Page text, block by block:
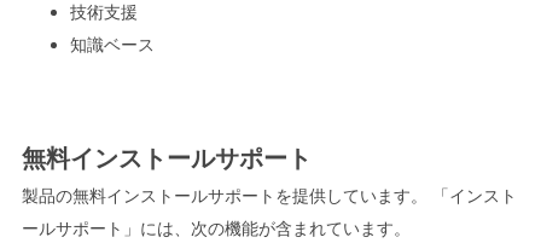
技術支援
知識ベース
無料インストールサポート
製品の無料インストールサポートを提供しています。 「インスト
ールサポート」には、次の機能が含まれています。